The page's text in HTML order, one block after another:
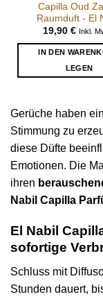
Capilla Oud
Raumduft - El
19,90 € Inkl.
IN DEN
LEGEN
Gerüche haben
Stimmung zu
diese Düfte
Emotionen. Die
ihren
Nabil Capilla
El Nabil
sofortige
Schluss mit
Stunden dauert,